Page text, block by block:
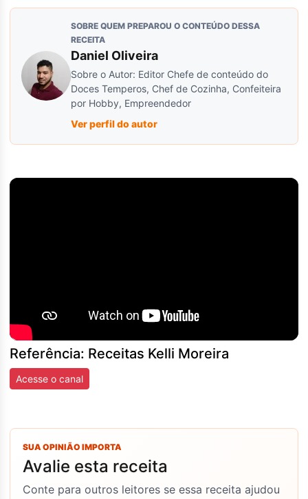
SOBRE QUEM PREPAROU O CONTEÚDO DESSA
RECEITA
Daniel Oliveira
Sobre o Autor: Editor Chefe de conteúdo do
Doces Temperos, Chef de Cozinha, Confeiteira
por Hobby, Empreendedor
Ver perfil do autor
Referência: Receitas Kelli Moreira
Acesse o canal
SUA OPINIÃO IMPORTA
Avalie esta receita
Conte para outros leitores se essa receita ajudou